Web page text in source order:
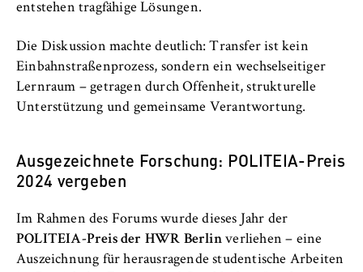
entstehen tragfähige Lösungen.
Die Diskussion machte deutlich: Transfer ist kein
Einbahnstraßenprozess, sondern ein wechselseitiger
Lernraum – getragen durch Offenheit, strukturelle
Unterstützung und gemeinsame Verantwortung.
Ausgezeichnete Forschung: POLITEIA-Preis
2024 vergeben
Im Rahmen des Forums wurde dieses Jahr der
POLITEIA-Preis der HWR Berlinverliehen – eine
Auszeichnung für herausragende studentische Arbeiten